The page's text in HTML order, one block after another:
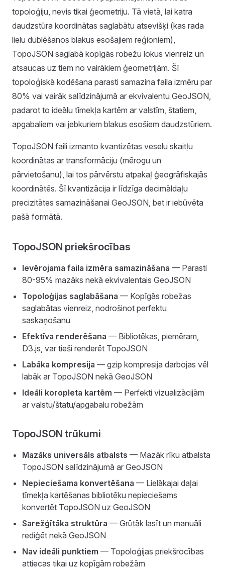
topoloģiju, nevis tikai ģeometriju. Tā vietā, lai katra
daudzstūra koordinātas saglabātu atsevišķi (kas rada
lielu dublēšanos blakus esošajiem reģioniem),
TopoJSON saglabā kopīgās robežu lokus vienreiz un
atsaucas uz tiem no vairākiem ģeometrijām. Šī
topoloģiskā kodēšana parasti samazina faila izmēru par
80% vai vairāk salīdzinājumā ar ekvivalentu GeoJSON,
padarot to ideālu tīmekļa kartēm ar valstīm, štatiem,
apgabaliem vai jebkuriem blakus esošiem daudzstūriem.
TopoJSON faili izmanto kvantizētas veselu skaitļu
koordinātas ar transformāciju (mērogu un
pārvietošanu), lai tos pārvērstu atpakaļ ģeogrāfiskajās
koordinātēs. Šī kvantizācija ir līdzīga decimāldaļu
precizitātes samazināšanai GeoJSON, bet ir iebūvēta
pašā formātā.
TopoJSON priekšrocības
Ievērojama faila izmēra samazināšana — Parasti
80-95% mazāks nekā ekvivalentais GeoJSON
Topoloģijas saglabāšana — Kopīgās robežas
saglabātas vienreiz, nodrošinot perfektu
saskaņošanu
Efektīva renderēšana — Bibliotēkas, piemēram,
D3.js, var tieši renderēt TopoJSON
Labāka kompresija — gzip kompresija darbojas vēl
labāk ar TopoJSON nekā GeoJSON
Ideāli koropleta kartēm — Perfekti vizualizācijām
ar valstu/štatu/apgabalu robežām
TopoJSON trūkumi
Mazāks universāls atbalsts — Mazāk rīku atbalsta
TopoJSON salīdzinājumā ar GeoJSON
Nepieciešama konvertēšana — Lielākajai daļai
tīmekļa kartēšanas bibliotēku nepieciešams
konvertēt TopoJSON uz GeoJSON
Sarežģītāka struktūra — Grūtāk lasīt un manuāli
rediģēt nekā GeoJSON
Nav ideāli punktiem — Topoloģijas priekšrocības
attiecas tikai uz kopīgām robežām